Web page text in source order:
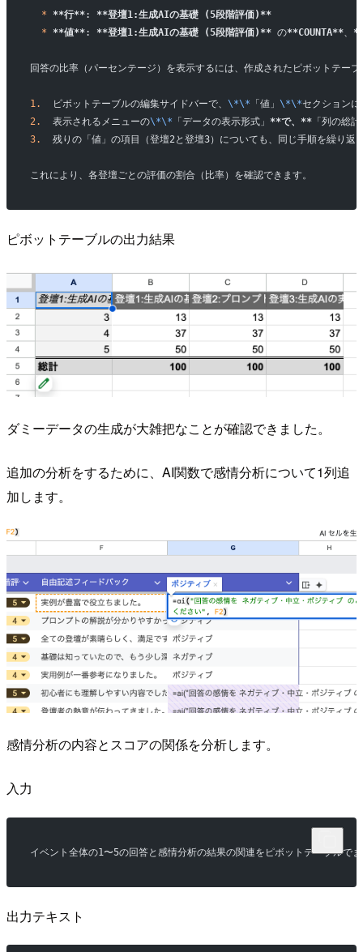
  *
**行**: **登壇1:生成AIの基礎 (5段階評価)**
  *
**値**: **登壇1:生成AIの基礎 (5段階評価)** の**COUNTA**、
回答の比率（パーセンテージ）を表示するには、作成されたピボットテー
1.
  ピボットテーブルの編集サイドバーで、
\*\* 「値」 \*\*セクション
2.
  表示されるメニューの
\*\* 「データの表示形式」 **で、**「列の総
3.
残りの「値」の項目（登壇2と登壇3）についても、同じ手順を繰り返
これにより、各登壇ごとの評価の割合（比率）を確認できます。
ピボットテーブルの出力結果
ダミーデータの生成が大雑把なことが確認できました。
追加の分析をするために、AI関数で感情分析について1列追
加します。
感情分析の内容とスコアの関係を分析します。
入力
イベント全体の1〜5の回答と感情分析の結果の関連をピボットテーブルで
出力テキスト